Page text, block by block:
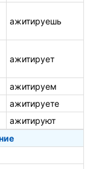
ажитируешь
ажитирует
ажитируем
ажитируете
ажитируют